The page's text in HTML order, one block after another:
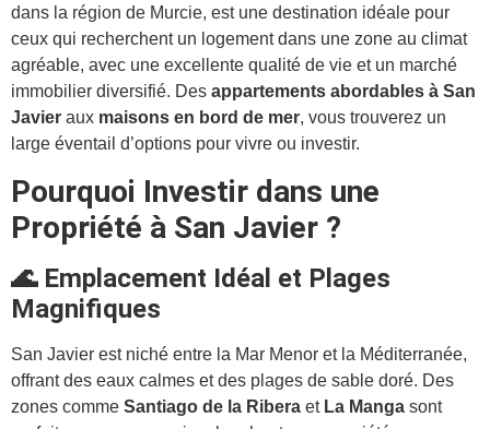
dans la région de Murcie, est une destination idéale pour
ceux qui recherchent un logement dans une zone au climat
agréable, avec une excellente qualité de vie et un marché
immobilier diversifié. Des appartements abordables à San
Javier aux maisons en bord de mer, vous trouverez un
large éventail d’options pour vivre ou investir.
Pourquoi Investir dans une
Propriété à San Javier ?
🌊 Emplacement Idéal et Plages
Magnifiques
San Javier est niché entre la Mar Menor et la Méditerranée,
offrant des eaux calmes et des plages de sable doré. Des
zones comme Santiago de la Ribera et La Manga sont